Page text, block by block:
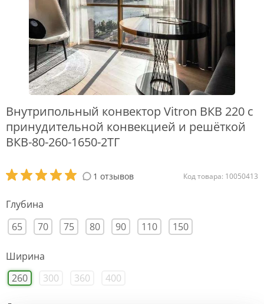
Внутрипольный конвектор Vitron ВКВ 220 с
принудительной конвекцией и решёткой
ВКВ-80-260-1650-2ТГ
1 отзывов Код товара: 10050413
Глубина
65
70 75 80 90 110 150
Ширина
260
300 360 400